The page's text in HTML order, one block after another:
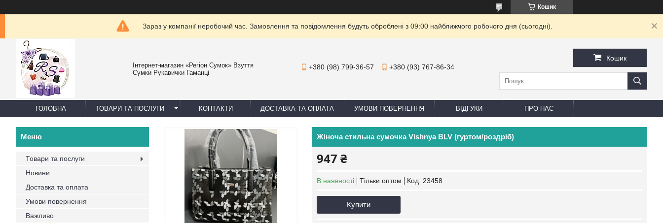
Кошик
Зараз у компанії неробочий час. Замовлення та повідомлення будуть оброблені з 09:00 найближчого робочого дня (сьогодні).
Інтернет-магазин «Регіон Сумок» Взуття
Сумки Рукавички Гаманці
+380 (98) 799-36-57 +380 (93) 767-86-34
Кошик
ГОЛОВНА ТОВАРИ ТА ПОСЛУГИ КОНТАКТИ ДОСТАВКА ТА ОПЛАТА УМОВИ ПОВЕРНЕННЯ ВІДГУКИ ПРО НАС
Жіноча стильна сумочка Vishnya BLV (гуртом/роздріб)
947 ₴
В наявності Тільки оптом Код: 23458
Купити
Товари та послуги
Новини
Доставка та оплата
Умови повернення
Важливо